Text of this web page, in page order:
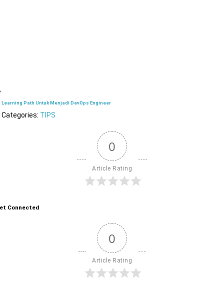
Learning Path Untuk Menjadi DevOps Engineer
Categories: TIPS
0
Article Rating
Connected
0
Article Rating